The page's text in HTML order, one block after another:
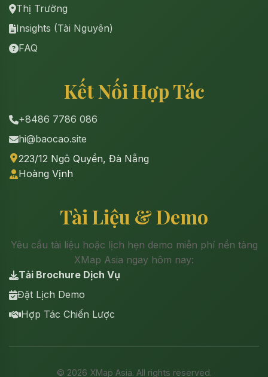
Thị Trường
Insights (Tài Nguyên)
FAQ
Kết Nối Hợp Tác
+8486 7786 086
hi@baocao.site
223/12 Ngô Quyền, Đà Nẵng
Hoàng Vịnh
Tài Liệu & Demo
Yêu cầu tài liệu hoặc lịch hẹn demo miễn phí nền tảng
XMap Asia ngay hôm nay:
Tải Brochure Dịch Vụ
Đặt Lịch Demo
Hợp Tác Chiến Lược
© 2026 XMap Asia. All rights reserved.